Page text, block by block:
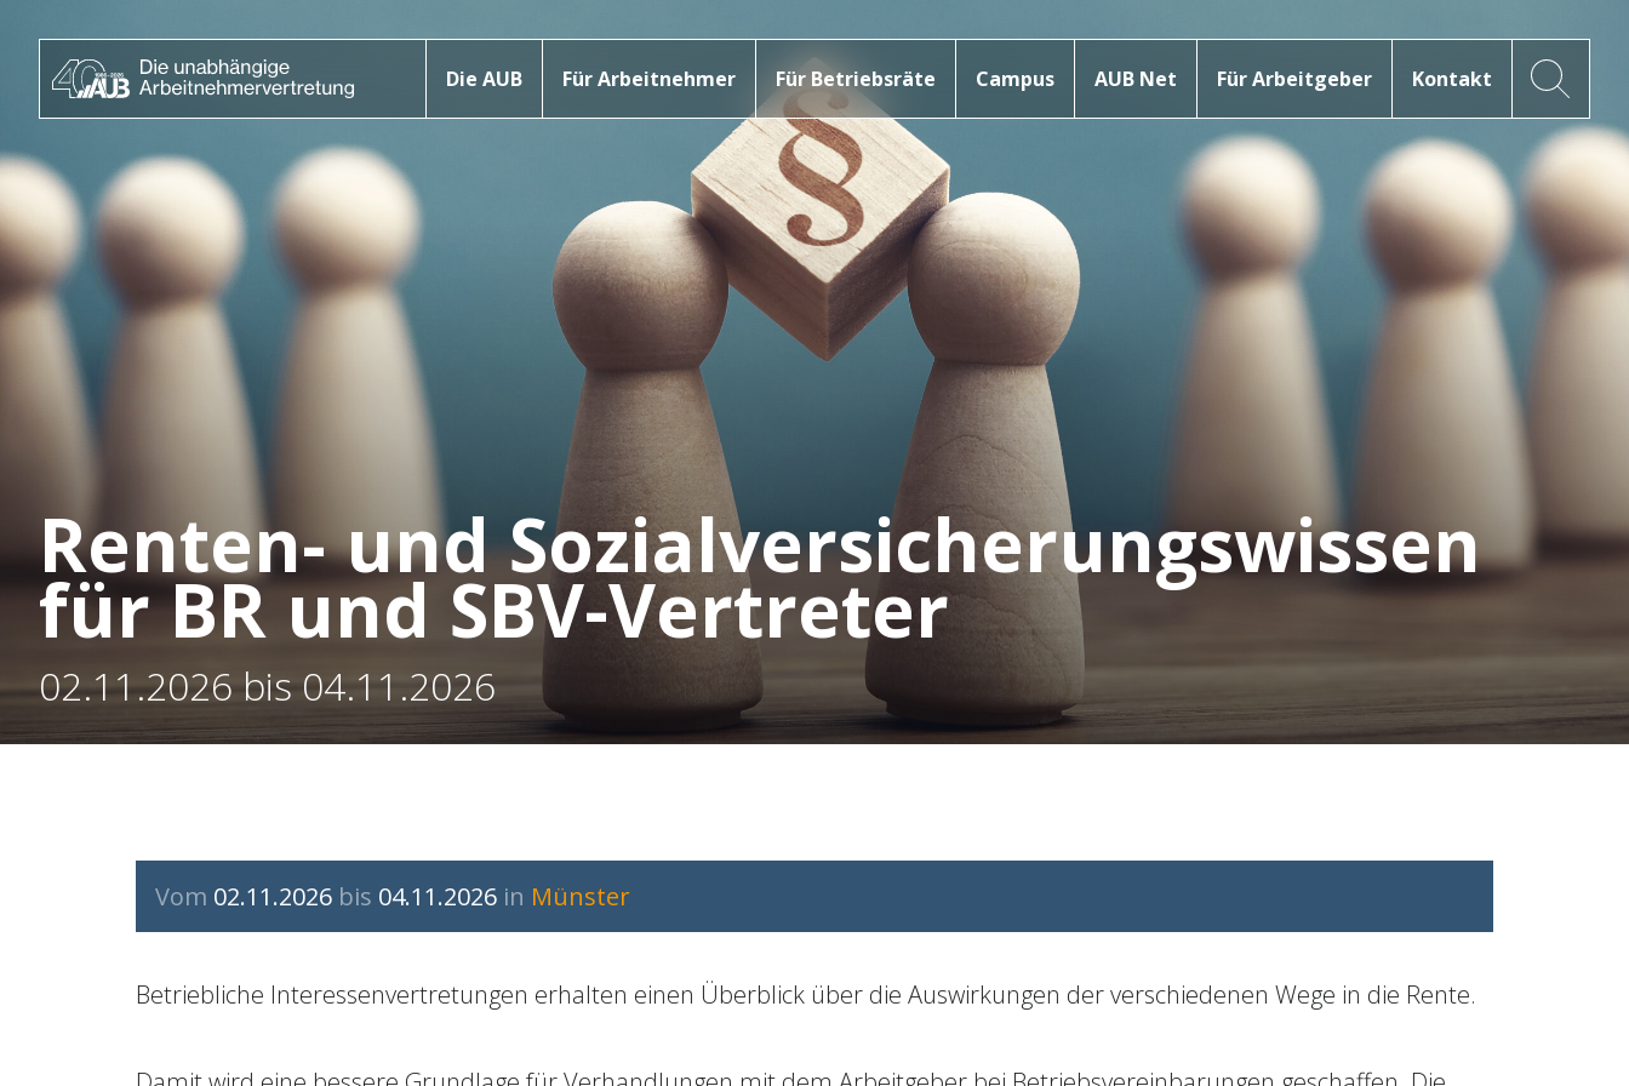
Die AUB Für Arbeitnehmer Für Betriebsräte Campus AUB Net Für Arbeitgeber Kontakt
Renten- und Sozialversicherungswissen
für BR und SBV-Vertreter
02.11.2026 bis 04.11.2026
Vom 02.11.2026 bis 04.11.2026 in Münster
Betriebliche Interessenvertretungen erhalten einen Überblick über die Auswirkungen der verschiedenen Wege in die Rente.